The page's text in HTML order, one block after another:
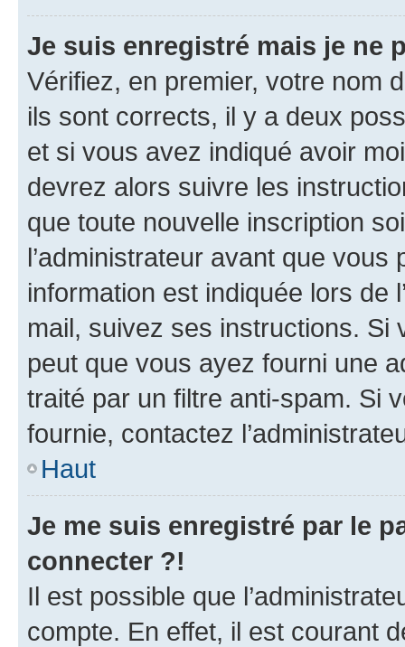
Je suis enregistré mais je ne
Vérifiez, en premier, votre nom
ils sont corrects, il y a deux
et si vous avez indiqué avoir
devrez alors suivre les
que toute nouvelle inscription
l’administrateur avant que
information est indiquée lors de
mail, suivez ses instructions. Si
peut que vous ayez fourni une
traité par un filtre anti-spam. Si
fournie, contactez
Haut
Je me suis enregistré par le
connecter ?!
Il est possible que
compte. En effet, il est courant